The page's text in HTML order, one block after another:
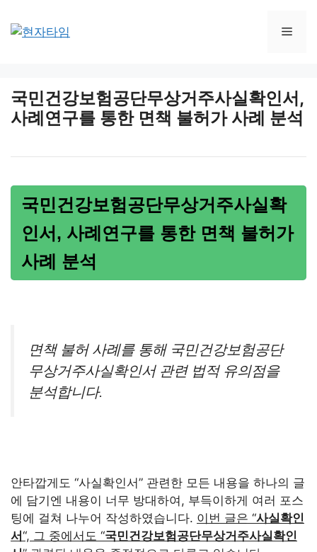
국민건강보험공단무상거주사실확인서,
사례연구를 통한 면책 불허가 사례 분석
국민건강보험공단무상거주사실확
인서, 사례연구를 통한 면책 불허가
사례 분석
면책 불허 사례를 통해 국민건강보험공단
무상거주사실확인서 관련 법적 유의점을
분석합니다.
안타깝게도 “사실확인서” 관련한 모든 내용을 하나의 글
에 담기엔 내용이 너무 방대하여, 부득이하게 여러 포스
팅에 걸쳐 나누어 작성하였습니다. 이번 글은 “사실확인
서 “, 그 중에서도 “국민건강보험공단무상거주사실확인